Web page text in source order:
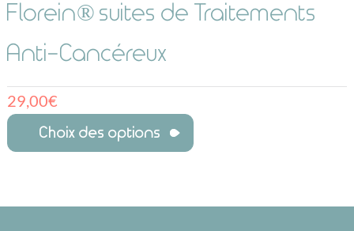
Florein® suites de Traitements
Anti-Cancéreux
29,00€
Choix des options